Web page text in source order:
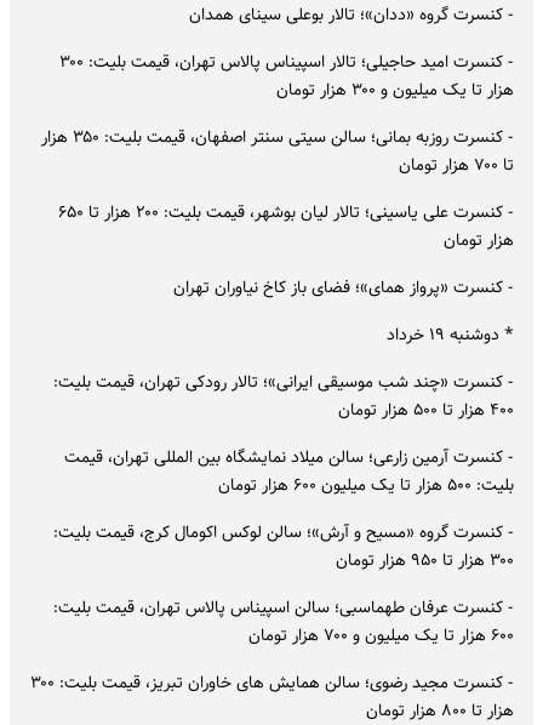
- کنسرت گروه «ددان»؛ تالار بوعلی سینای همدان
- کنسرت امید حاجیلی؛ تالار اسپیناس پالاس تهران، قیمت بلیت: ۳۰۰
هزار تا یک میلیون و ۳۰۰ هزار تومان
- کنسرت روزبه بمانی؛ سالن سیتی سنتر اصفهان، قیمت بلیت: ۳۵۰ هزار
تا ۷۰۰ هزار تومان
- کنسرت علی یاسینی؛ تالار لیان بوشهر، قیمت بلیت: ۲۰۰ هزار تا ۶۵۰
هزار تومان
- کنسرت «پرواز همای»؛ فضای باز کاخ نیاوران تهران
* دوشنبه ۱۹ خرداد
- کنسرت «چند شب موسیقی ایرانی»؛ تالار رودکی تهران، قیمت بلیت:
۴۰۰ هزار تا ۵۰۰ هزار تومان
- کنسرت آرمین زارعی؛ سالن میلاد نمایشگاه بین المللی تهران، قیمت
بلیت: ۵۰۰ هزار تا یک میلیون ۶۰۰ هزار تومان
- کنسرت گروه «مسیح و آرش»؛ سالن لوکس اکومال کرج، قیمت بلیت:
۳۰۰ هزار تا ۹۵۰ هزار تومان
- کنسرت عرفان طهماسبی؛ سالن اسپیناس پالاس تهران، قیمت بلیت:
۶۰۰ هزار تا یک میلیون و ۷۰۰ هزار تومان
- کنسرت مجید رضوی؛ سالن همایش های خاوران تبریز، قیمت بلیت: ۳۰۰
هزار تا ۸۰۰ هزار تومان